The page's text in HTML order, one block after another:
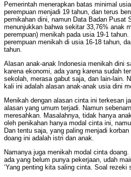
Pemerintah menerapkan batas minimal
perempuan menjadi 19 tahun, dan terus
pernikahan dini, namun Data Badan Pusat
menunjukkan bahwa sekitar 33,76% anak
perempuan) menikah pada usia 19-1
perempuan menikah di usia 16-18 tahun,
tahun.
Alasan anak-anak Indonesia menikah dini
karena ekonomi, ada yang karena sudah
sekolah, merasa gabut saja, dan lain-lain.
kali ini adalah alasan anak-anak usia dini
Menikah dengan alasan cinta ini terkesan
alasan yang umum terjadi. Namun
meresahkan. Masalahnya, tidak hanya
oleh penikahan hanya modal cinta ini,
Dan tentu saja, yang paling menjadi
doang ini adalah istri dan anak.
Namanya juga menikah modal cinta
ada yang belum punya pekerjaan, udah
‘Yang penting kita saling cinta. Soal rezeki